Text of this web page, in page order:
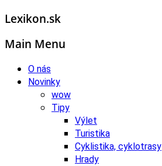
Lexikon.sk
Main Menu
O nás
Novinky
wow
Tipy
Výlet
Turistika
Cyklistika, cyklotrasy
Hrady